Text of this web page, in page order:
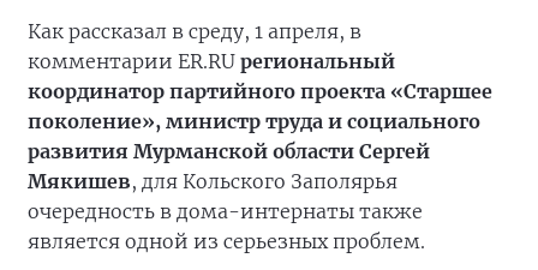
Как рассказал в среду, 1 апреля, в
комментарии ER.RU региональный
координатор партийного проекта «Старшее
поколение», министр труда и социального
развития Мурманской области Сергей
Мякишев, для Кольского Заполярья
очередность в дома-интернаты также
является одной из серьезных проблем.